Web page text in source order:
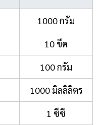
1000 กรัม
10 ขีด
100 กรัม
1000 มิลลิลิตร
1 ซีซี